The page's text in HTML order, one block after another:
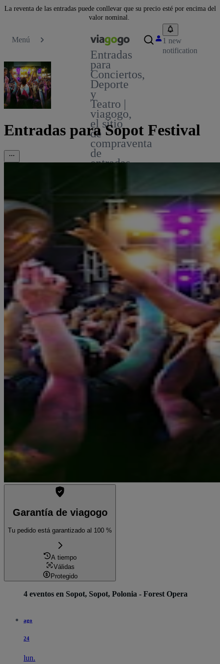
La reventa de las entradas puede conllevar que su precio esté por encima del
valor nominal.
Menú
Entradas
para
Conciertos,
Deporte
y
Teatro |
viagogo,
el sitio
de
compraventa
de
entradas
1 new
notification
Entradas para Sopot Festival
Garantía de viagogo
Tu pedido está garantizado al 100 %
A tiempo
Válidas
Protegido
4 eventos en Sopot, Sopot, Polonia - Forest Opera
ago
24
lun.